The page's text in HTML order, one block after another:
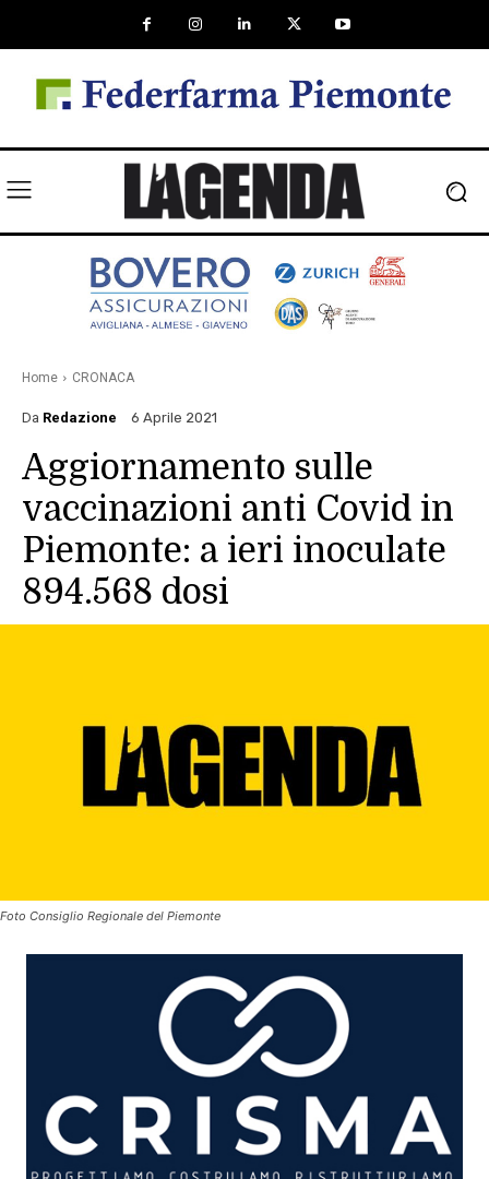
Home CRONACA
Da Redazione 6 Aprile 2021
Aggiornamento sulle
vaccinazioni anti Covid in
Piemonte: a ieri inoculate
894.568 dosi
Foto Consiglio Regionale del Piemonte